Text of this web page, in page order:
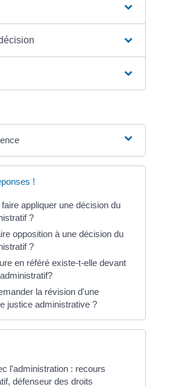
!
appliquer une décision du
?
opposition à une décision du
?
en référé existe-t-elle devant
la révision d'une
justice administrative ?
l'administration : recours
défenseur des droits